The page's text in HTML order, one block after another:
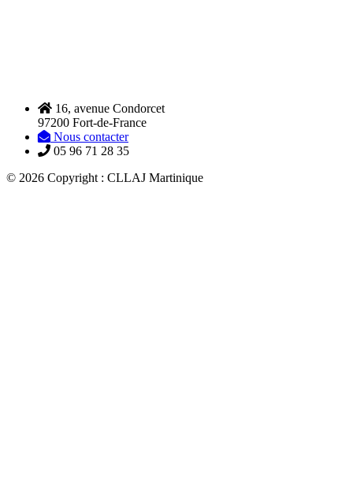
16, avenue Condorcet
97200 Fort-de-France
Nous contacter
05 96 71 28 35
© 2026 Copyright : CLLAJ Martinique